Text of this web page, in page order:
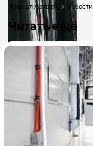
Журнал Авто.ру Новости
Читать ещё